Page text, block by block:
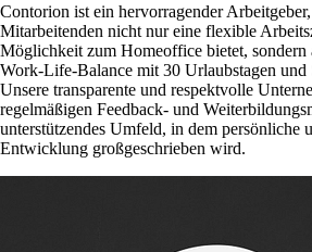
Contorion ist ein hervorragender
Mitarbeitenden nicht nur eine flexible
Möglichkeit zum Homeoffice bietet, sondern
Work-Life-Balance mit 30 Urlaubstagen und
Unsere transparente und respektvolle
regelmäßigen Feedback- und
unterstützendes Umfeld, in dem persönliche
Entwicklung großgeschrieben wird.